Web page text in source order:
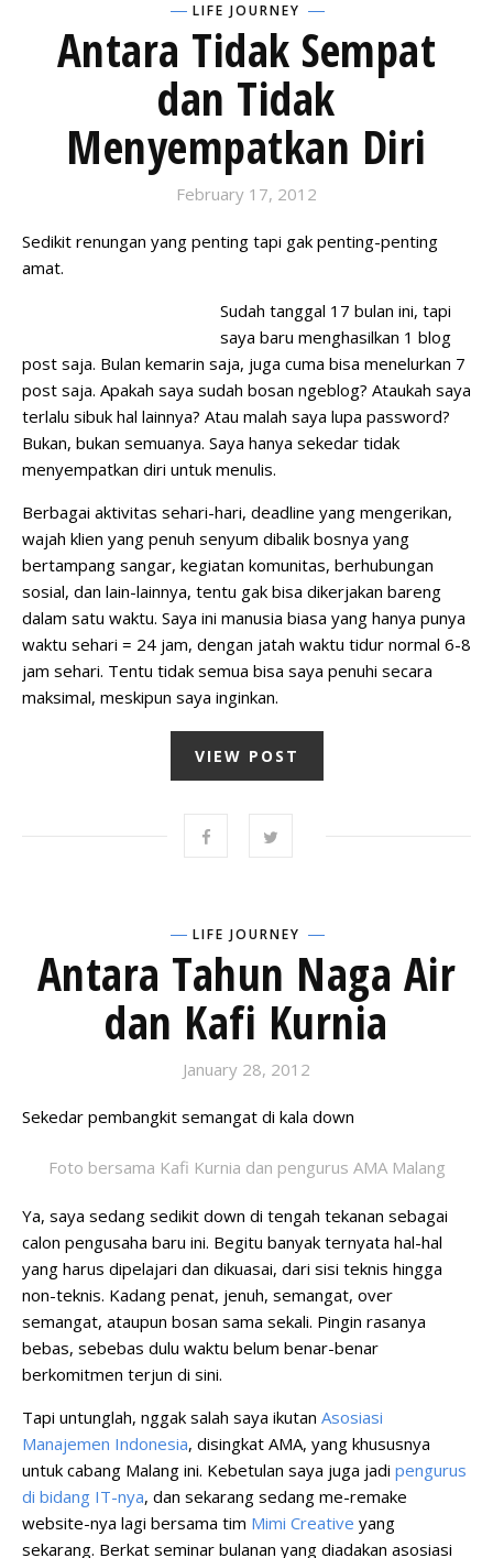
LIFE JOURNEY
Antara Tidak Sempat
dan Tidak
Menyempatkan Diri
February 17, 2012
Sedikit renungan yang penting tapi gak penting-penting
amat.
Sudah tanggal 17 bulan ini, tapi
saya baru menghasilkan 1 blog
post saja. Bulan kemarin saja, juga cuma bisa menelurkan 7
post saja. Apakah saya sudah bosan ngeblog? Ataukah saya
terlalu sibuk hal lainnya? Atau malah saya lupa password?
Bukan, bukan semuanya. Saya hanya sekedar tidak
menyempatkan diri untuk menulis.
Berbagai aktivitas sehari-hari, deadline yang mengerikan,
wajah klien yang penuh senyum dibalik bosnya yang
bertampang sangar, kegiatan komunitas, berhubungan
sosial, dan lain-lainnya, tentu gak bisa dikerjakan bareng
dalam satu waktu. Saya ini manusia biasa yang hanya punya
waktu sehari = 24 jam, dengan jatah waktu tidur normal 6-8
jam sehari. Tentu tidak semua bisa saya penuhi secara
maksimal, meskipun saya inginkan.
VIEW POST
LIFE JOURNEY
Antara Tahun Naga Air
dan Kafi Kurnia
January 28, 2012
Sekedar pembangkit semangat di kala down
Foto bersama Kafi Kurnia dan pengurus AMA Malang
Ya, saya sedang sedikit down di tengah tekanan sebagai
calon pengusaha baru ini. Begitu banyak ternyata hal-hal
yang harus dipelajari dan dikuasai, dari sisi teknis hingga
non-teknis. Kadang penat, jenuh, semangat, over
semangat, ataupun bosan sama sekali. Pingin rasanya
bebas, sebebas dulu waktu belum benar-benar
berkomitmen terjun di sini.
Tapi untunglah, nggak salah saya ikutan Asosiasi
Manajemen Indonesia, disingkat AMA, yang khususnya
untuk cabang Malang ini. Kebetulan saya juga jadi pengurus
di bidang IT-nya, dan sekarang sedang me-remake
website-nya lagi bersama tim Mimi Creative yang
sekarang. Berkat seminar bulanan yang diadakan asosiasi